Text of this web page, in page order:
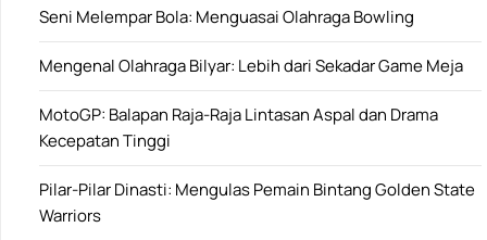
Seni Melempar Bola: Menguasai Olahraga Bowling
Mengenal Olahraga Bilyar: Lebih dari Sekadar Game Meja
MotoGP: Balapan Raja-Raja Lintasan Aspal dan Drama
Kecepatan Tinggi
Pilar-Pilar Dinasti: Mengulas Pemain Bintang Golden State
Warriors